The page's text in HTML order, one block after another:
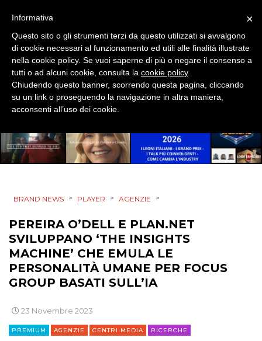
MOBILE
PROMOZIONI
PUNTI VENDITA
STRATEGIE
CINEMA
DIGITALE
EDITORIA
BRAND NEWS > PLAYER > AGENZIE >
PEREIRA O’DELL E PLAN.NET
SVILUPPANO ‘THE INSIGHTS
MACHINE’ CHE EMULA LE
PERSONALITÀ UMANE PER FOCUS
GROUP BASATI SULL’IA
23 Novembre 2023
PREMIUM AGENZIE CENTRI MEDIA RICERCHE
×
Informativa
Questo sito o gli strumenti terzi da questo utilizzati si avvalgono
di cookie necessari al funzionamento ed utili alle finalità illustrate
nella cookie policy. Se vuoi saperne di più o negare il consenso a
tutti o ad alcuni cookie, consulta la cookie policy.
Chiudendo questo banner, scorrendo questa pagina, cliccando
su un link o proseguendo la navigazione in altra maniera,
acconsenti all’uso dei cookie.